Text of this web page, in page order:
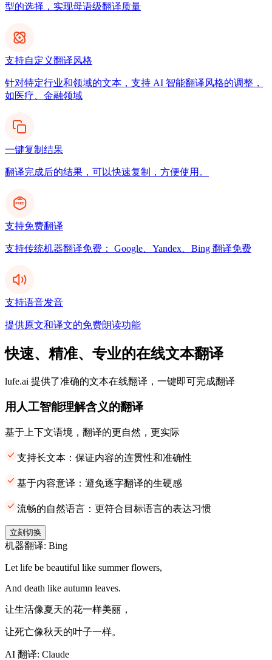
型的选择，实现母语级翻译质量
支持自定义翻译风格
针对特定行业和领域的文本，支持 AI 智能翻译风格的调整，
如医疗、金融领域
一键复制结果
翻译完成后的结果，可以快速复制，方便使用。
支持免费翻译
支持传统机器翻译免费： Google、Yandex、Bing 翻译免费
支持语音发音
提供原文和译文的免费朗读功能
快速、精准、专业的在线文本翻译
lufe.ai 提供了准确的文本在线翻译，一键即可完成翻译
用人工智能理解含义的翻译
基于上下文语境，翻译的更自然，更实际
支持长文本：保证内容的连贯性和准确性
基于内容意译：避免逐字翻译的生硬感
流畅的自然语言：更符合目标语言的表达习惯
立刻切换
机器翻译: Bing
Let life be beautiful like summer flowers,
And death like autumn leaves.
让生活像夏天的花一样美丽，
让死亡像秋天的叶子一样。
AI 翻译: Claude